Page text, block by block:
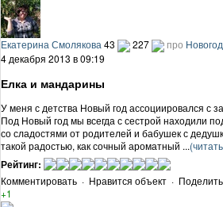
Екатерина Смолякова 43 227 про
4 декабря 2013 в 09:19
Елка и мандарины
У меня с детства Новый год ассоциировался с
Под Новый год мы всегда с сестрой находили
со сладостями от родителей и бабушек с
такой радостью, как сочный ароматный ...
Рейтинг:
Комментировать · Нравится объект ·
+1